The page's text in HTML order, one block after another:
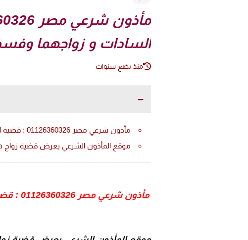
السادات و زواجهما
منذ بضع سنوات
مأذون شرعي مصر 01126360326 : قضية الشيخ علي يوسف و صفية هانم السادات و زواجهما وفسخ العقد لعدم التكافؤ
موقع المأذون الشرعي يعرض قضية زواج هزت
مأذون شرعي مصر 01126360326 : قضية الشيخ علي يوسف و صفية هانم السادات و زواجهما وفسخ العقد لعدم التكافؤ